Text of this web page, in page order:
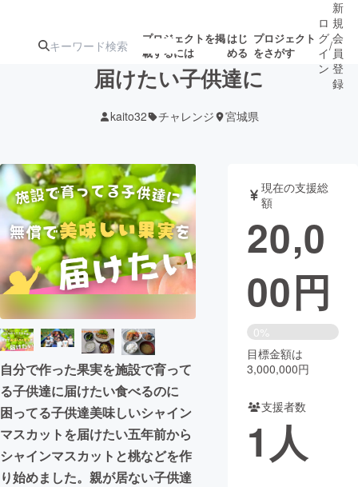
プロジェクトを掲
載するには
はじ
める
プロジェクト
をさがす
アート・写真
テクノロジー・ガジェット ゲーム・サ
映像・映画
ビジネス・起業 チャレンジ
まちづくり・地域活性化
CAMPFIRE for Social Good
CAMPFIRE Creation
CAMPFIREふるさと納税machi-ya コミュニティ
ロ
グ
イ
ン
/
新
規
会
員
登
録
届けたい子供達に
kaito32 チャレンジ 宮城県
自分で作った果実を施設で育って
る子供達に届けたい食べるのに
困ってる子供達美味しいシャイン
マスカットを届けたい五年前から
シャインマスカットと桃などを作
り始めました。親が居ない子供達
現在の支援総
額
20,0
00円
0%
目標金額は
3,000,000円
支援者数
1人